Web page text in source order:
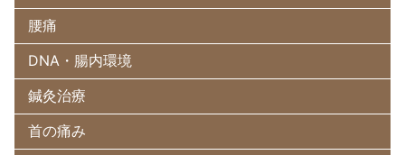
腰痛
DNA・腸内環境
鍼灸治療
首の痛み